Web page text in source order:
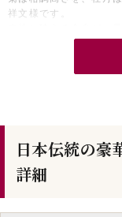
祥文様です。
が、まるで絵画のよう
大人っぽさと可愛らし
日本伝統の豪
詳細